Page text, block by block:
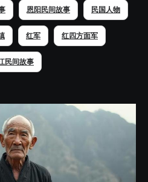
恩阳民间故事 民国人物
红军 红四方面军
民间故事